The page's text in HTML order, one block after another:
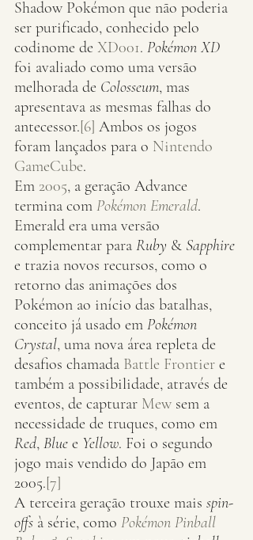
Shadow Pokémon que não poderia
ser purificado, conhecido pelo
codinome de XD001. Pokémon XD
foi avaliado como uma versão
melhorada de Colosseum, mas
apresentava as mesmas falhas do
antecessor.[6] Ambos os jogos
foram lançados para o Nintendo
GameCube.
Em 2005, a geração Advance
termina com Pokémon Emerald.
Emerald era uma versão
complementar para Ruby & Sapphire
e trazia novos recursos, como o
retorno das animações dos
Pokémon ao início das batalhas,
conceito já usado em Pokémon
Crystal, uma nova área repleta de
desafios chamada Battle Frontier e
também a possibilidade, através de
eventos, de capturar Mew sem a
necessidade de truques, como em
Red, Blue e Yellow. Foi o segundo
jogo mais vendido do Japão em
2005.[7]
A terceira geração trouxe mais spin-
offs à série, como Pokémon Pinball